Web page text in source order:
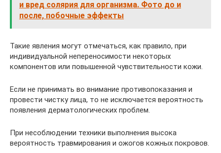
и вред солярия для организма. Фото до и
после, побочные эффекты
Такие явления могут отмечаться, как правило, при
индивидуальной непереносимости некоторых
компонентов или повышенной чувствительности кожи.
Если не принимать во внимание противопоказания и
провести чистку лица, то не исключается вероятность
появления дерматологических проблем.
При несоблюдении техники выполнения высока
вероятность травмирования и ожогов кожных покровов.